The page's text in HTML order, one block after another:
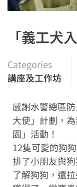
「義工犬
Categories
講座及工作坊
感謝水警總區
大使」計劃，
園」活動！
12隻可愛的狗
排了小朋友與
了解狗狗，還